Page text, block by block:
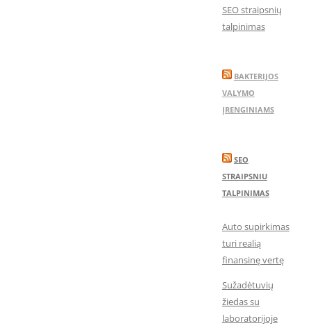
SEO straipsnių
talpinimas
BAKTERIJOS
VALYMO
ĮRENGINIAMS
SEO
STRAIPSNIU
TALPINIMAS
Auto supirkimas
turi realią
finansinę vertę
Sužadėtuvių
žiedas su
laboratorijoje